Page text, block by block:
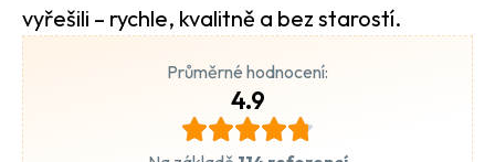
vyřešili – rychle, kvalitně a bez starostí.
Průměrné hodnocení:
4.9